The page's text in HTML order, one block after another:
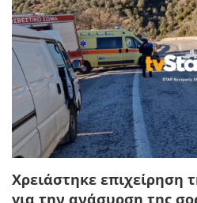
Χρειάστηκε επιχείρηση
για την ανάσυρση της